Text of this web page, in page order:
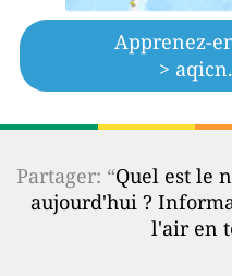
Apprenez-
>
Partager: “Quel est le
aujourd'hui ?
l'air en